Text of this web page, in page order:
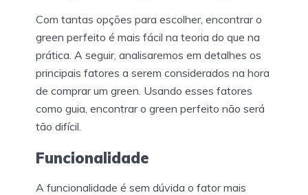
Com tantas opções para escolher, encontrar o
green perfeito é mais fácil na teoria do que na
prática. A seguir, analisaremos em detalhes os
principais fatores a serem considerados na hora
de comprar um green. Usando esses fatores
como guia, encontrar o green perfeito não será
tão difícil.
Funcionalidade
A funcionalidade é sem dúvida o fator mais